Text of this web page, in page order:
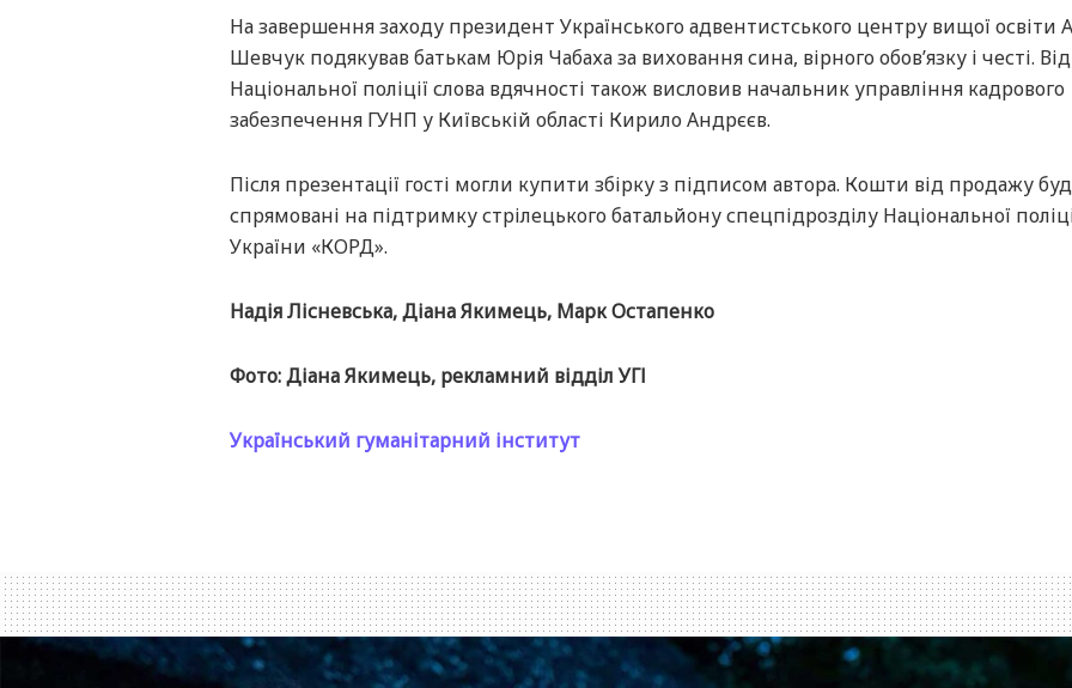
На завершення заходу президент Українського адвентистського центру вищої освіти
Шевчук подякував батькам Юрія Чабаха за виховання сина, вірного обов’язку і честі.
Національної поліції слова вдячності також висловив начальник управління кадрового
забезпечення ГУНП у Київській області Кирило Андрєєв.
Після презентації гості могли купити збірку з підписом автора. Кошти від продажу
спрямовані на підтримку стрілецького батальйону спецпідрозділу Національної
України «КОРД».
Надія Лісневська, Діана Якимець, Марк Остапенко
Фото: Діана Якимець, рекламний відділ УГІ
Український гуманітарний інститут